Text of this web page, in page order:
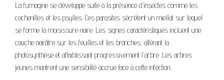
La fumagine se développe suite à la présence d'insectes comme les
cochenilles et les psylles. Ces parasites sécrètent un miellat sur lequel
se forme la moisissure noire. Les signes caractéristiques incluent une
couche noirâtre sur les feuilles et les branches, altérant la
photosynthèse et affaiblissant progressivement l'arbre. Les arbres
jeunes montrent une sensibilité accrue face à cette infection.